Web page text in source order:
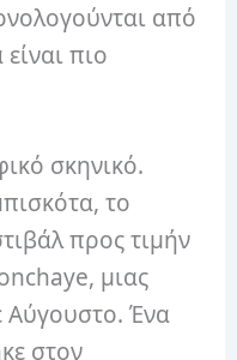
από
πιο
σκηνικό.
το
προς τιμήν
μιας
Ένα
στον